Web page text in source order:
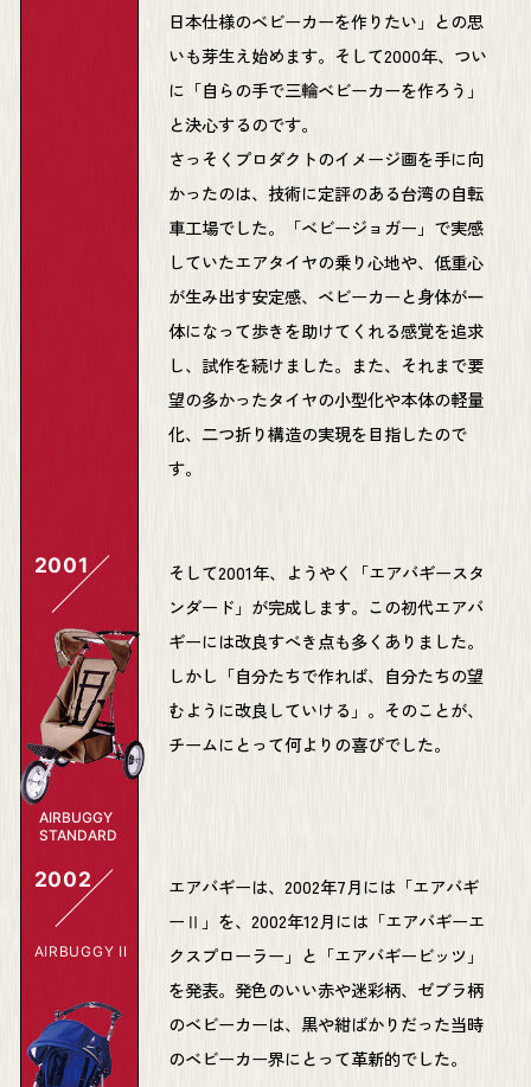
日本仕様のベビーカーを作りたい」との思
いも芽生え始めます。そして2000年、つい
に「自らの手で三輪ベビーカーを作ろう」
と決心するのです。
さっそくプロダクトのイメージ画を手に向
かったのは、技術に定評のある台湾の自転
車工場でした。「ベビージョガー」で実感
していたエアタイヤの乗り心地や、低重心
が生み出す安定感、ベビーカーと身体が一
体になって歩きを助けてくれる感覚を追求
し、試作を続けました。また、それまで要
望の多かったタイヤの小型化や本体の軽量
化、二つ折り構造の実現を目指したので
す。
2001
AIRBUGGY
STANDARD
そして2001年、ようやく「エアバギースタ
ンダード」が完成します。この初代エアバ
ギーには改良すべき点も多くありました。
しかし「自分たちで作れば、自分たちの望
むように改良していける」。そのことが、
チームにとって何よりの喜びでした。
2002
AIRBUGGY II
エアバギーは、2002年7月には「エアバギ
ーⅡ」を、2002年12月には「エアバギーエ
クスプローラー」と「エアバギービッツ」
を発表。発色のいい赤や迷彩柄、ゼブラ柄
のベビーカーは、黒や紺ばかりだった当時
のベビーカー界にとって革新的でした。